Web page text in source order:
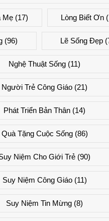
Mẹ (17) Lòng Biết Ơn
(96) Lẽ Sống Đẹp
Nghệ Thuật Sống (11)
Người Trẻ Công Giáo (21)
Phát Triển Bản Thân (14)
Quà Tặng Cuộc Sống(86)
Niệm Cho Giới Trẻ (90)
Suy Niệm Công Giáo(11)
Suy Niệm Tin Mừng (8)